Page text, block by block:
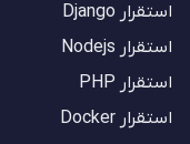
استقرار Django
استقرار Nodejs
استقرار PHP
استقرار Docker